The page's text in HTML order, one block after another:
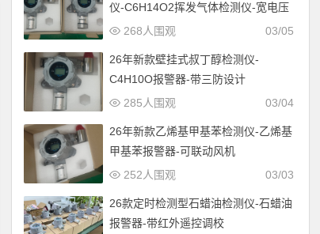
仪-C6H14O2挥发气体检测仪-宽电压
12-30V供电
03/05
268人围观
26年新款壁挂式叔丁醇检测仪-
C4H10O报警器-带三防设计
03/04
285人围观
26年新款乙烯基甲基苯检测仪-乙烯基
甲基苯报警器-可联动风机
03/03
252人围观
26款定时检测型石蜡油检测仪-石蜡油
报警器-带红外遥控调校